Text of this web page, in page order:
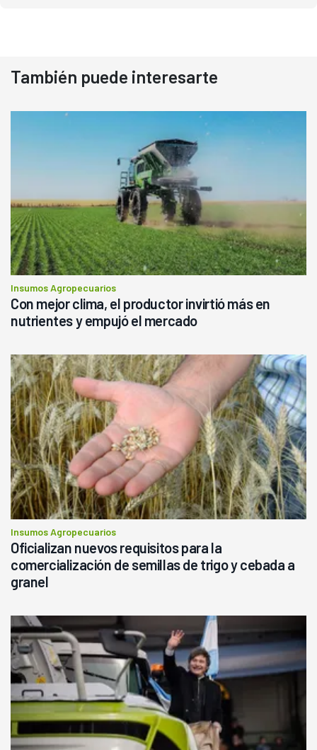
También puede interesarte
Insumos Agropecuarios
Con mejor clima, el productor invirtió más en
nutrientes y empujó el mercado
Insumos Agropecuarios
Oficializan nuevos requisitos para la
comercialización de semillas de trigo y cebada a
granel